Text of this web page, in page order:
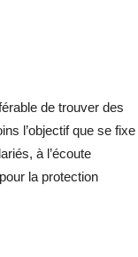
de trouver des
l’objectif que se fixe
à l’écoute
la protection